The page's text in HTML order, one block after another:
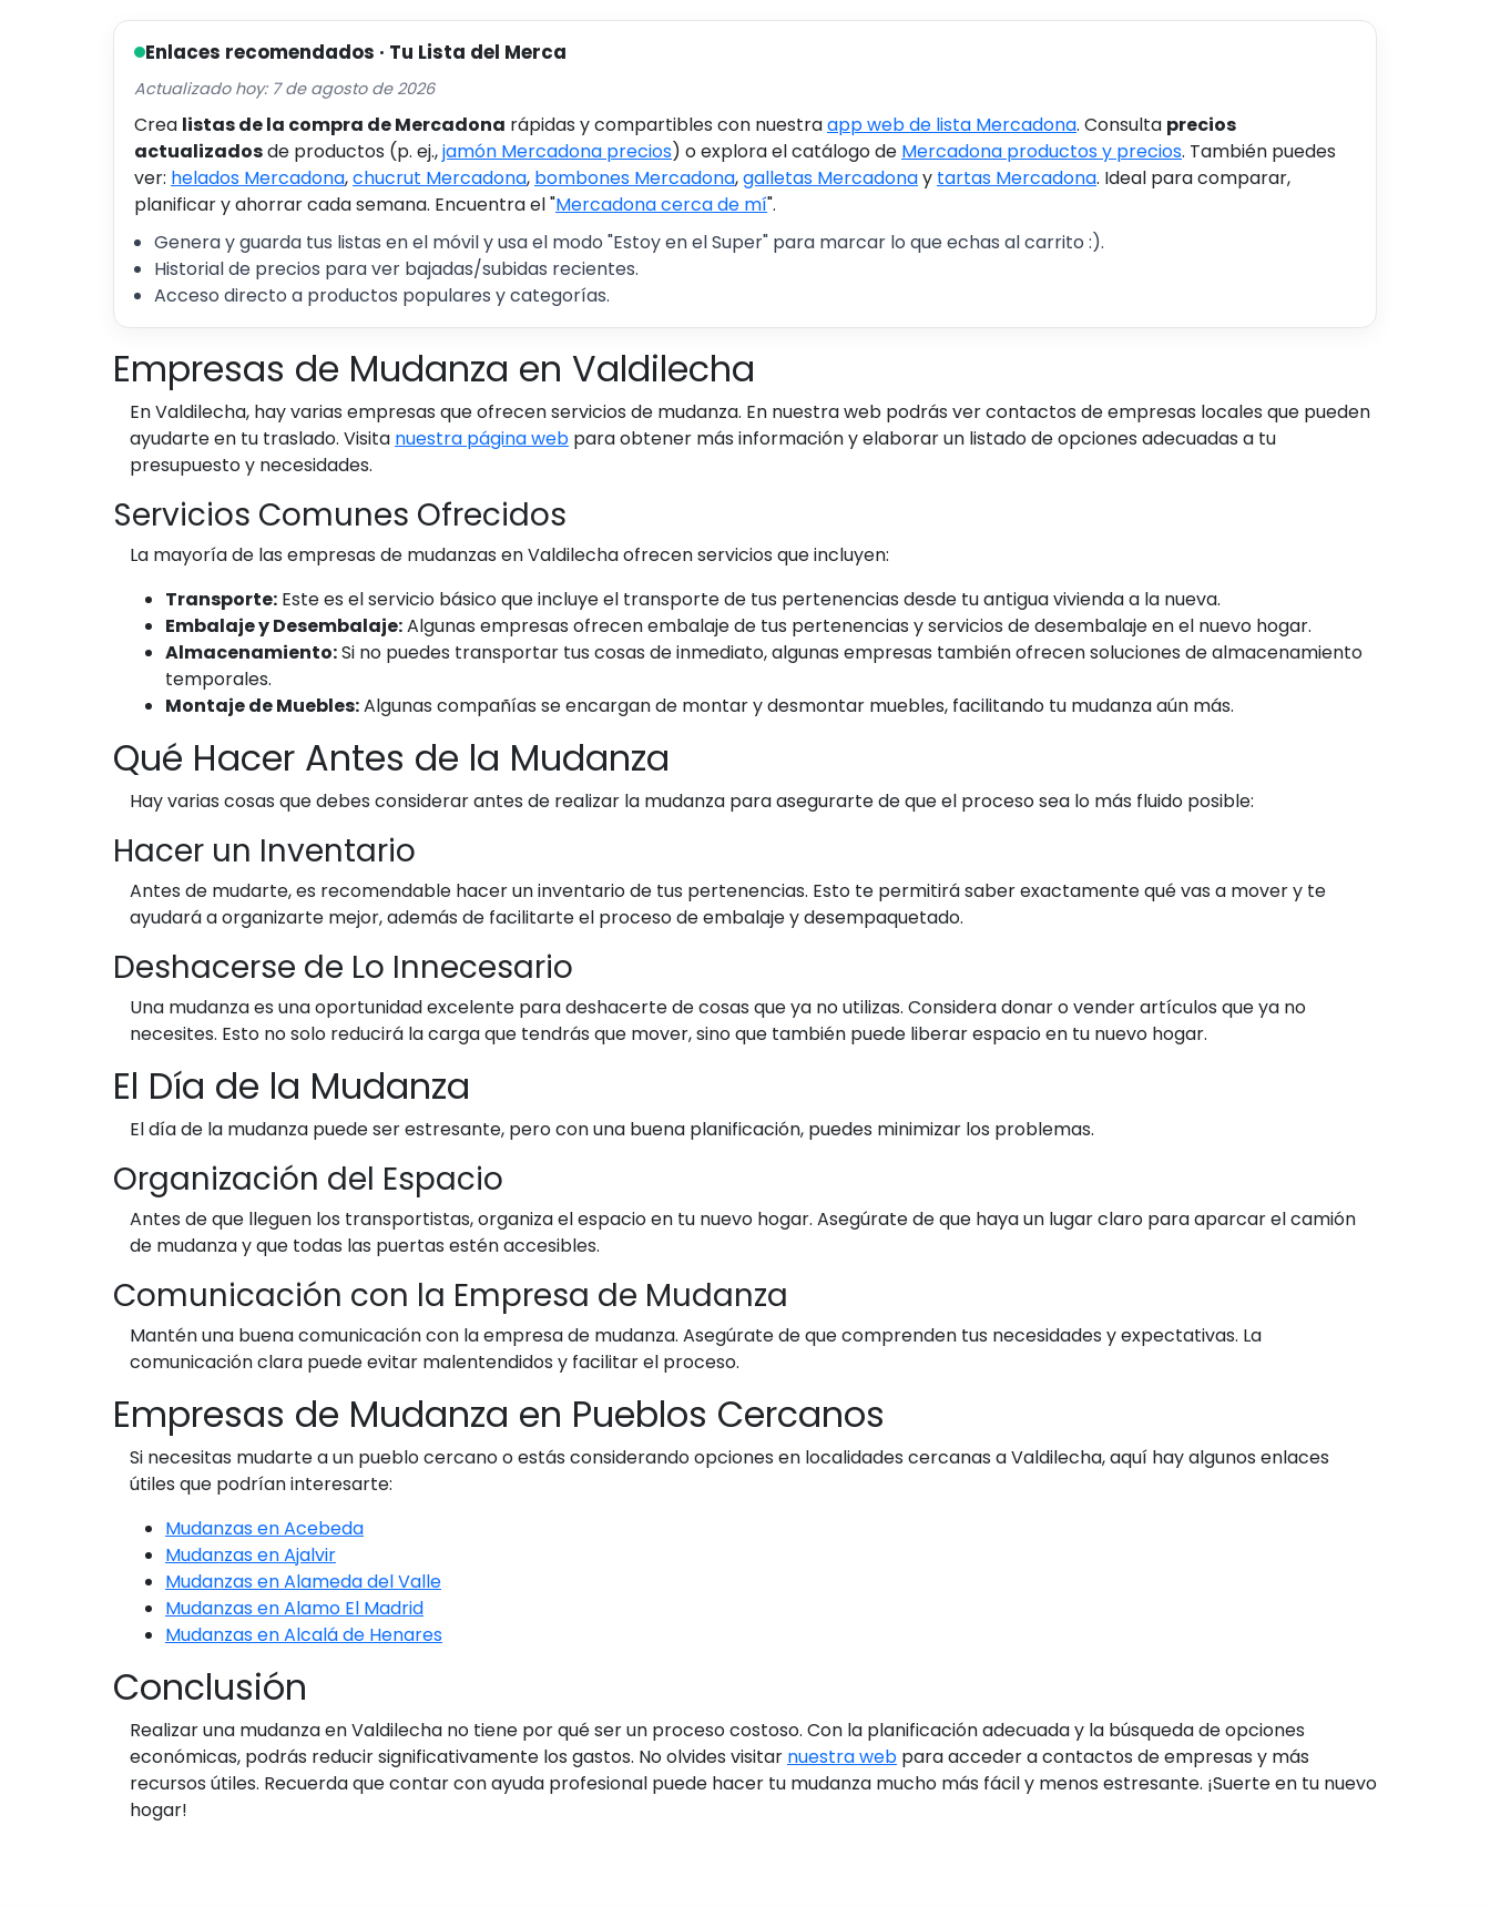
Enlaces recomendados · Tu Lista del Merca
Actualizado hoy: 7 de agosto de 2026
Crea listas de la compra de Mercadona rápidas y compartibles con nuestraapp web de lista Mercadona. Consulta precios
actualizadosde productos (p. ej.,jamón Mercadona precios) o explora el catálogo de Mercadona productos y precios. También puedes
ver: helados Mercadona,chucrut Mercadona, bombones Mercadona,galletas Mercadonay tartas Mercadona. Ideal para comparar,
planificar y ahorrar cada semana. Encuentra el "Mercadona cerca de mí".
Genera y guarda tus listas en el móvil y usa el modo "Estoy en el Super" para marcar lo que echas al carrito :).
Historial de precios para ver bajadas/subidas recientes.
Acceso directo a productos populares y categorías.
Empresas de Mudanza en Valdilecha
En Valdilecha, hay varias empresas que ofrecen servicios de mudanza. En nuestra web podrás ver contactos de empresas locales que pueden
ayudarte en tu traslado. Visita nuestra página web para obtener más información y elaborar un listado de opciones adecuadas a tu
presupuesto y necesidades.
Servicios Comunes Ofrecidos
La mayoría de las empresas de mudanzas en Valdilecha ofrecen servicios que incluyen:
Transporte: Este es el servicio básico que incluye el transporte de tus pertenencias desde tu antigua vivienda a la nueva.
Embalaje y Desembalaje:Algunas empresas ofrecen embalaje de tus pertenencias y servicios de desembalaje en el nuevo hogar.
Almacenamiento:Si no puedes transportar tus cosas de inmediato, algunas empresas también ofrecen soluciones de almacenamiento
temporales.
Montaje de Muebles:Algunas compañías se encargan de montar y desmontar muebles, facilitando tu mudanza aún más.
Qué Hacer Antes de la Mudanza
Hay varias cosas que debes considerar antes de realizar la mudanza para asegurarte de que el proceso sea lo más fluido posible:
Hacer un Inventario
Antes de mudarte, es recomendable hacer un inventario de tus pertenencias. Esto te permitirá saber exactamente qué vas a mover y te
ayudará a organizarte mejor, además de facilitarte el proceso de embalaje y desempaquetado.
Deshacerse de Lo Innecesario
Una mudanza es una oportunidad excelente para deshacerte de cosas que ya no utilizas. Considera donar o vender artículos que ya no
necesites. Esto no solo reducirá la carga que tendrás que mover, sino que también puede liberar espacio en tu nuevo hogar.
El Día de la Mudanza
El día de la mudanza puede ser estresante, pero con una buena planificación, puedes minimizar los problemas.
Organización del Espacio
Antes de que lleguen los transportistas, organiza el espacio en tu nuevo hogar. Asegúrate de que haya un lugar claro para aparcar el camión
de mudanza y que todas las puertas estén accesibles.
Comunicación con la Empresa de Mudanza
Mantén una buena comunicación con la empresa de mudanza. Asegúrate de que comprenden tus necesidades y expectativas. La
comunicación clara puede evitar malentendidos y facilitar el proceso.
Empresas de Mudanza en Pueblos Cercanos
Si necesitas mudarte a un pueblo cercano o estás considerando opciones en localidades cercanas a Valdilecha, aquí hay algunos enlaces
útiles que podrían interesarte:
Mudanzas en Acebeda
Mudanzas en Ajalvir
Mudanzas en Alameda del Valle
Mudanzas en Alamo El Madrid
Mudanzas en Alcalá de Henares
Conclusión
Realizar una mudanza en Valdilecha no tiene por qué ser un proceso costoso. Con la planificación adecuada y la búsqueda de opciones
económicas, podrás reducir significativamente los gastos. No olvides visitar nuestra web para acceder a contactos de empresas y más
recursos útiles. Recuerda que contar con ayuda profesional puede hacer tu mudanza mucho más fácil y menos estresante. ¡Suerte en tu nuevo
hogar!